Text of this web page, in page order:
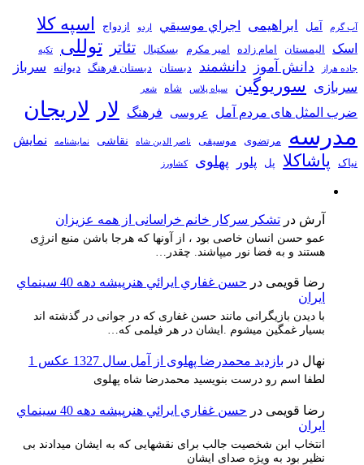
آب گرم آمل ابراهیمی اجراي موسيقي اردو ازدواج اسپه کلا
اسک الیمستان امام زاده امیر مکرم بسکتبال تئاتر توللی تکیه
جاده هراز دانش آموز دانشمند دبستان دبستان فرهنگ دیوانه
سرباز
سربازی
سوریوگین سیاه پلاس شاه شعر
ضرب المثل های مردم آمل عروسی فرهنگ لار لاریجان
مدرسه مرتضوی موسیقی ناصر الدین شاه نقاشی نمايشنامه نمایش
نیاک پاشاکلا پل پلور پهلوی کشاورز
آرش در تشکر سرکار خانم خراسانی از همه عزیزان
عمو حسن انسان خاصی بود ، از آونها که هرجا باشن منبع انرژِی
هستند و به فضا نور میپاشند. چقدر…
رضا قویمی در
حسن غفاري ايرائي هنرپيشه دهه 40 سينماي
ايران
با دیدن بازیگرانی مانند حسن غفاری که در جوانی در گذشته اند
بسیار غمگین میشوم .ایشان در هر فیلمی که…
نهال در بازدید محمدرضا پهلوی از آمل سال 1327 عکس 1
لطفا اسم رو درست بنویسید محمدرضا شاه پهلوی
رضا قویمی در
حسن غفاري ايرائي هنرپيشه دهه 40 سينماي
ايران
انتخاب ابن شخصیت جالب برای نقشهایی که به ایشان میدادند بی
نظیر بود به ویژه صدای ایشان